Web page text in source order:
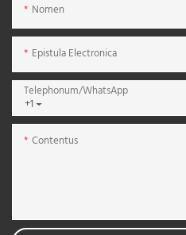
Nomen
Epistula Electronica
+1
Telephonum/WhatsApp
Contentus